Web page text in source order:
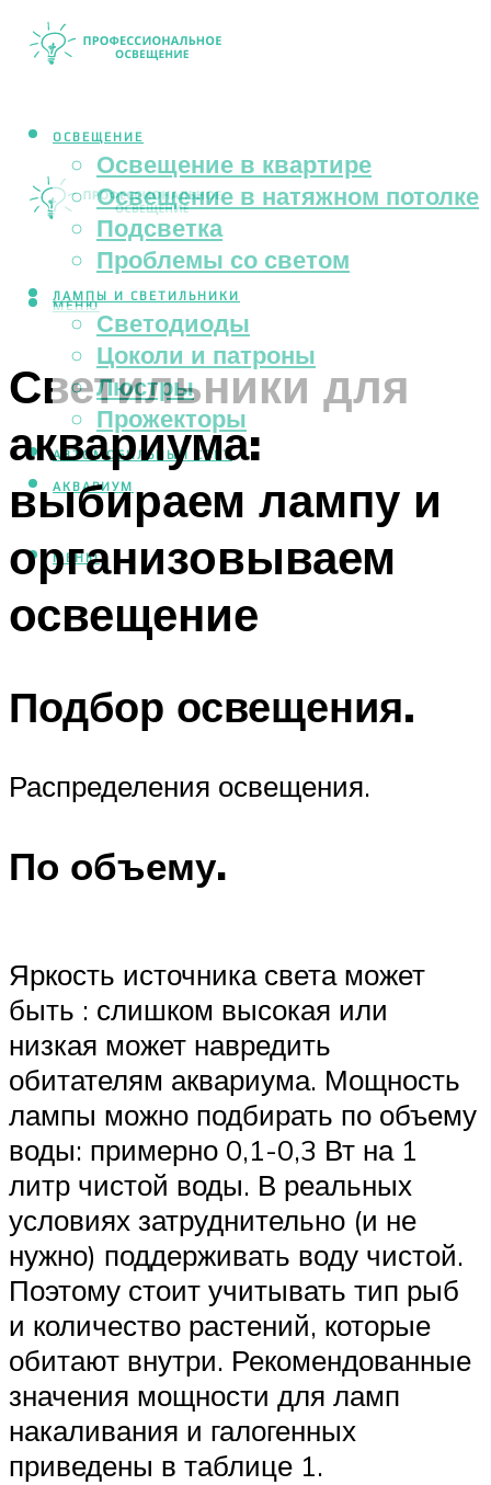
ОСВЕЩЕНИЕ
Освещение в квартире
Освещение в натяжном потолке
Подсветка
Проблемы со светом
ЛАМПЫ И СВЕТИЛЬНИКИ
Светодиоды
Цоколи и патроны
Люстры
Прожекторы
АВТОМОБИЛЬНЫЙ СВЕТ
АКВАРИУМ
МЕНЮ
МЕНЮ
Светильники для
аквариума:
выбираем лампу и
организовываем
освещение
Подбор освещения.
Распределения освещения.
По объему.
Яркость источника света может
быть : слишком высокая или
низкая может навредить
обитателям аквариума. Мощность
лампы можно подбирать по объему
воды: примерно 0,1-0,3 Вт на 1
литр чистой воды. В реальных
условиях затруднительно (и не
нужно) поддерживать воду чистой.
Поэтому стоит учитывать тип рыб
и количество растений, которые
обитают внутри. Рекомендованные
значения мощности для ламп
накаливания и галогенных
приведены в таблице 1.